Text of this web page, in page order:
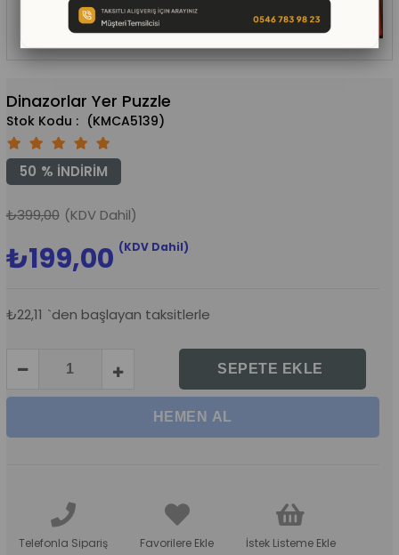
Dinazorlar Yer Puzzle
(KMCA5139)
%
50 İNDIRIM
₺399,00 (KDV Dahil)
₺199,00 (KDV Dahil)
₺22,11 `den başlayan taksitlerle
Telefonla Sipariş Favorilere Ekle İstek Listeme Ekle